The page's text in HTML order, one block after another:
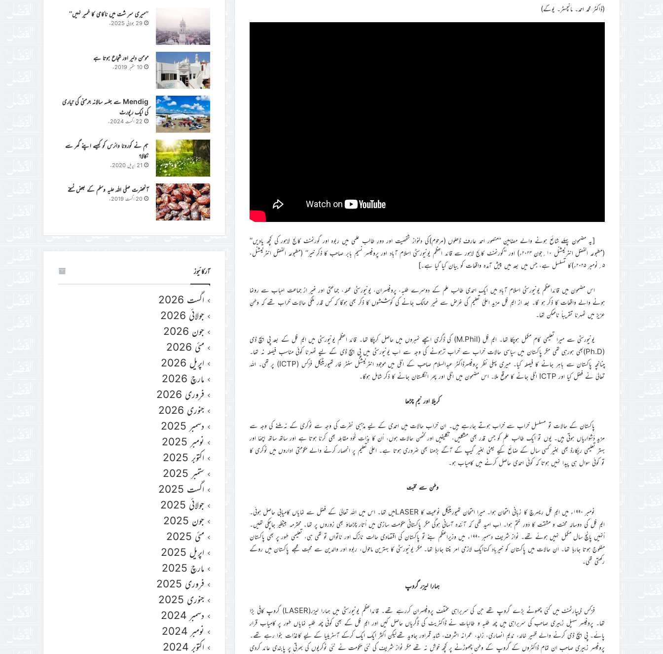
(ڈاکٹر محمد احمد۔ مانچسٹر۔ یوکے)
[یہ مضمون پہلے شائع ہونے والے مضامین ’’منصور احمد عارف ڈھلوں (مرحوم)کی دلنواز شخصیت اور دورِ طالب علمی میں ربوہ اور گورنمنٹ کالج لاہور کی کچھ یادیں‘‘
(مطبوعہ الفضل انٹرنیشنل ۱۰؍جون ۲۰۲۴ء) اور ’’گورنمنٹ کالج لاہور سے قائد اعظم یونیورسٹی اسلام آباد اور پروفیسر نسیم بابر صاحب کا ذکرِ خیر‘‘ (مطبوعہ الفضل انٹرنیشنل،
۵؍نومبر ۲۰۲۵ء)کا تسلسل ہے، جس میں بعد میں پیش آمدہ واقعات کو بیان کیا گیا ہے۔]
اس مضمون میں قائداعظم یونیورسٹی اسلام آباد میں ایک احمدی طالب علم کے دوسرے طلبہ، پروفیسران، یونیورسٹی عملہ، جماعتی اور غیر از جماعت احباب سے رونما
ہونے والے واقعات کا ذکر ہو گا۔ بعد از ایم فِل مزید اعلیٰ تعلیم کی غرض سے غیر ممالک جانے کی کوششوں کا ذکر بھی ہوگا کہ کس قدر ملکی حالات خراب تھے کہ وطنِ
عزیز میں ٹھہرنا تقریباً ناممکن تھا۔
یونیورسٹی سے میرا تعلیمی کام مکمل ہوچکا تھا۔ ایم فِل (M.Phil) کی ڈگری اچھے نمبروں میں حاصل کرچکا تھا۔ قائد اعظم یونیورسٹی میں ایم فِل کے بعد پی ایچ ڈی
(Ph.D)بھی ہورہی تھی مگر پاکستان میں سیاسی حالات خراب سے خراب ترہونے کی وجہ سے اب یونیورسٹی میں پی ایچ ڈی کے لیے ٹھہرنا کوئی مناسب فیصلہ نہ تھا۔
چنانچہ پاکستان سے باہر جانے کا فیصلہ کیا۔ میری پہلی نظر پروفیسرڈاکٹر عبدالسلام صاحب کے اٹلی میں موجود انٹرنیشنل سنٹر فار تھیوریٹیکل فزکس (ICTP) پر تھی۔ اللہ
تعالیٰ نے فضل کیا اور ICTP اٹلی جانے کا موقع ملا۔ اس مضمون میں اٹلی اور پھر انگلستان جانے کا ذکر شامل ہوگا۔
کریلا اور نیم چڑھا
پاکستان کے حالات تو مسلسل خراب سے خراب ہوتے جارہے ہیں۔ ان خراب حالات میں احمدی کے لیے مذہبی نفرت کی وجہ سے نوکری کے نہ ملنے کی وجہ سے
مزید دُشواریاں ہوتی ہیں۔ یوں تو ایک طالب علم کو جس قدر بھی مشکلیں، تکلیفیں اور کٹھن حالات ہوں، اُن کا بذاتِ خُود مقابلہ بھی کرنا ہوتا ہے اور ساتھ ساتھ اچھّا اور
بہتر تعلیمی ریکارڈ بھی بغیر کسی سال کے ضائع کیے یعنی بغیر گیپ کے آگے بڑھنا بھی ضروری ہوتا ہے۔ اعلیٰ تعلیم پر انحصار کرنے والے حکومتی اداروں میں نوکری کا
تو کوئی سوال ہی پیدا نہیں ہوتا کہ کوئی احمدی حاصل کرنے میں کامیاب ہو۔
وطن سے محبّت
نومبر ۱۹۹۰ء میں ایم فِل ریسرچ کا زبانی امتحان ہوا۔ میرا امتحان تھیوریٹیکل نوعیت کا LASERمیں تھا۔ اس میں اللہ تعالیٰ کے فضل سے نمایاں کامیابی حاصل ہوئی۔
ایم فِل کی دوسالہ محنت و مشقت کا دَور ختم ہوا۔ اب امید تھی کہ آئندہ آسانی ہوگی مگر پاکستانی حکومت سازی میں اُتار چڑھاؤ بھی زوروں پر تھا۔ محترمہ بینظیر جاچکی تھیں۔
اُنہیں پانچ سال مکمل نہیں ہوئے تھے۔ نواز شریف دسمبر ۱۹۹۰ء میں وزیراعظم بنے تو پاکستان کی اقتصادی حالت نازک اور ناتواں تو تھی ہی، تعلیمی طور پر بھی پاکستان
مفلوج ہوتا جارہا تھا۔ ان حالات میں پاکستان کو خیرباد کہناایک لازمی امر بنتا جارہا تھا۔ مگر یونیورسٹی کا بہترین ماحول، ربوہ اور والدین سے محبت مجھے پاکستان میں روکے
رکھتی تھی۔
ہمارا لیزر گروپ
فزکس ڈیپارٹمنٹ میں کئی چھوٹے بڑے گروپ تھے جن کی سربراہی مختلف پروفیسران کررہے تھے۔ قائداعظم یونیورسٹی میں ہمارا لیزر(LASER) گروپ کافی بڑا
تھا۔ پروفیسر سہیل زبیری صاحب کی سربراہی میں چھ طلبہ و طالبات نے ڈاکٹریٹ کی ڈگریاں حاصل کیں اور ایم فِل کے بھی کوئی چھ طلبہ نمایاں طور پر کامیاب قرار
پائے۔ پی ایچ ڈی کرنے والے ظہیر خالد، ندیم انصاری، زاہد، عمرانہ اشرف، شاہد قمراور جاوید تھےلیکن اکثر ایک ایک کرکے آسٹریلیا کے لیے کاغذات بنوا رہے تھے۔
پروفیسر زبیری صاحب ان تمام ڈاکٹروں کے گروپ کے وطن چھوڑنے پر کچھ خوش نہ تھے مگر نواز شریف کی نئی حکومت نے نئی نوکریوں کی بھرتی پر پابندی عائد کردی
’’میری سر شت میں ناکامی کا خمیر نہیں‘‘
29 جولائی 2025ء
مومن دلیر اور شجاع ہوتا ہے
10 ستمبر 2019ء
Mendig سے جلسہ سالانہ جرمنی کی تیاری
کی ایک رپورٹ
22 اگست 2024ء
ہم نے کورونا وائرس کو کیسے اپنے گھر سے
نکالا؟
21 اپریل 2020ء
آنحضرت صلی اللہ علیہ وسلم کے بعض نسخے
20 اگست 2019ء
آرکائیوز
اگست 2026
جولائی 2026
جون 2026
مئی 2026
اپریل 2026
مارچ 2026
فروری 2026
جنوری 2026
دسمبر 2025
نومبر 2025
اکتوبر 2025
ستمبر 2025
اگست 2025
جولائی 2025
جون 2025
مئی 2025
اپریل 2025
مارچ 2025
فروری 2025
جنوری 2025
دسمبر 2024
نومبر 2024
اکتوبر 2024